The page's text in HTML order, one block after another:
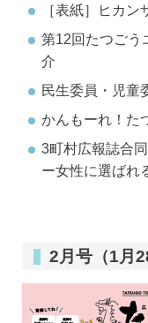
［表紙］ヒカ
第12回たつごう
介
民生委員・児童
かんもーれ！た
3町村広報誌合
ー女性に選ば
2月号（1月